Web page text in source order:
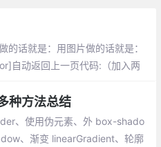
的话就是：用图片做的话就是：
自动返回上一页代码:（加入两
种方法总结
、使用伪元素、外 box-shado
、渐变 linearGradient、轮廓